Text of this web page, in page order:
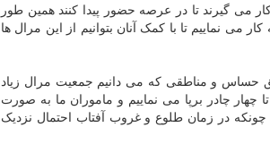
می گیرند تا در عرصه حضور پیدا کنند همین طور
نماییم تا با کمک آنان بتوانیم از این مرال ها
گاوبانگی در مناطق حساس و مناطقی که می دانیم جمعیت مرال زیاد
چهار چادر برپا می نماییم و ماموران ما به صورت
تا ۶ بامداد در منطقه بیدار هستند چونکه در زمان طلوع و غروب آفتاب احتمال نزدیک